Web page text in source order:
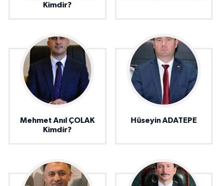
Kimdir?
Mehmet Anıl ÇOLAK
Kimdir?
Hüseyin ADATEPE